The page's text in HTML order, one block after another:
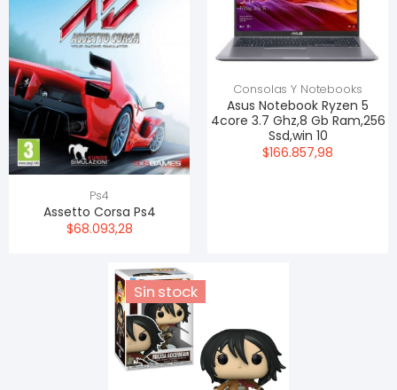
Ps4
Assetto Corsa Ps4
$68.093,28
Consolas Y Notebooks
Asus Notebook Ryzen 5
4core 3.7 Ghz,8 Gb Ram,256
Ssd,win 10
$166.857,98
Sin stock